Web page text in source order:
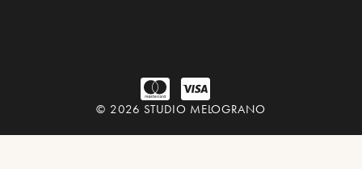
© 2026 STUDIO MELOGRANO